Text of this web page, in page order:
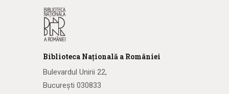
Biblioteca Națională a României
Bulevardul Unirii 22,
București 030833